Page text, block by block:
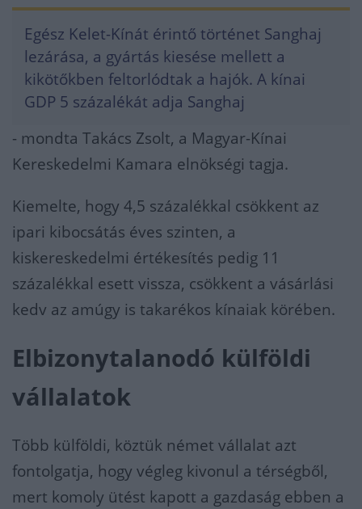
Egész Kelet-Kínát érintő történet Sanghaj
lezárása, a gyártás kiesése mellett a
kikötőkben feltorlódtak a hajók. A kínai
GDP 5 százalékát adja Sanghaj
- mondta Takács Zsolt, a Magyar-Kínai
Kereskedelmi Kamara elnökségi tagja.
Kiemelte, hogy 4,5 százalékkal csökkent az
ipari kibocsátás éves szinten, a
kiskereskedelmi értékesítés pedig 11
százalékkal esett vissza, csökkent a vásárlási
kedv az amúgy is takarékos kínaiak körében.
Elbizonytalanodó külföldi
vállalatok
Több külföldi, köztük német vállalat azt
fontolgatja, hogy végleg kivonul a térségből,
mert komoly ütést kapott a gazdaság ebben a